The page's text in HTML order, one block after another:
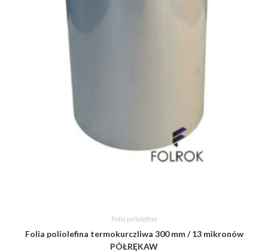
Folia poliolefina
Folia poliolefina termokurczliwa 300 mm / 13 mikronów
PÓŁRĘKAW